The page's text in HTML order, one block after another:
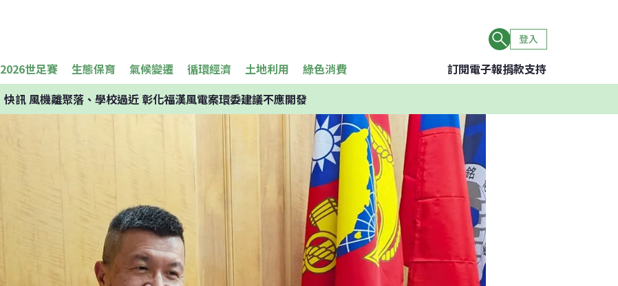
登入
2026世足賽 生態保育 氣候變遷 循環經濟 土地利用 綠色消費 訂閱電子報捐款支持
快訊風機離聚落、學校過近 彰化福漢風電案環委建議不應開發